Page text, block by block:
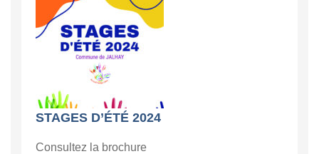
STAGES D’ÉTÉ 2024
Consultez la brochure